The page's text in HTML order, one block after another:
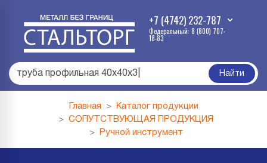
+7 (4742) 232-787
Федеральный: 8 (800) 707-
18-83
труба профильная 40х40х3 Найти
Главная
Каталог продукции
СОПУТСТВУЮЩАЯ ПРОДУКЦИЯ
Ручной инструмент